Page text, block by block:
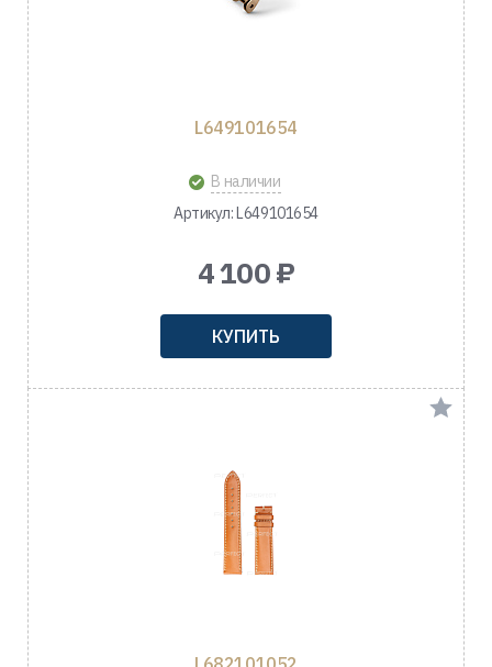
L649101654
В наличии
Артикул: L649101654
4 100 ₽
КУПИТЬ